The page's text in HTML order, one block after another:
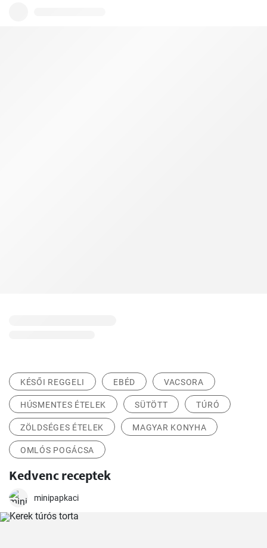
KÉSŐI REGGELI EBÉD VACSORA
HÚSMENTES ÉTELEK SÜTÖTT TÚRÓ
ZÖLDSÉGES ÉTELEK MAGYAR KONYHA
OMLÓS POGÁCSA
Kedvenc receptek
minipapkaci